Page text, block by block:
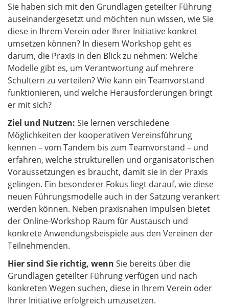
Sie haben sich mit den Grundlagen geteilter Führung
auseinandergesetzt und möchten nun wissen, wie Sie
diese in Ihrem Verein oder Ihrer Initiative konkret
umsetzen können? In diesem Workshop geht es
darum, die Praxis in den Blick zu nehmen: Welche
Modelle gibt es, um Verantwortung auf mehrere
Schultern zu verteilen? Wie kann ein Teamvorstand
funktionieren, und welche Herausforderungen bringt
er mit sich?
Ziel und Nutzen: Sie lernen verschiedene
Möglichkeiten der kooperativen Vereinsführung
kennen – vom Tandem bis zum Teamvorstand – und
erfahren, welche strukturellen und organisatorischen
Voraussetzungen es braucht, damit sie in der Praxis
gelingen. Ein besonderer Fokus liegt darauf, wie diese
neuen Führungsmodelle auch in der Satzung verankert
werden können. Neben praxisnahen Impulsen bietet
der Online-Workshop Raum für Austausch und
konkrete Anwendungsbeispiele aus den Vereinen der
Teilnehmenden.
Hier sind Sie richtig, wenn Sie bereits über die
Grundlagen geteilter Führung verfügen und nach
konkreten Wegen suchen, diese in Ihrem Verein oder
Ihrer Initiative erfolgreich umzusetzen.